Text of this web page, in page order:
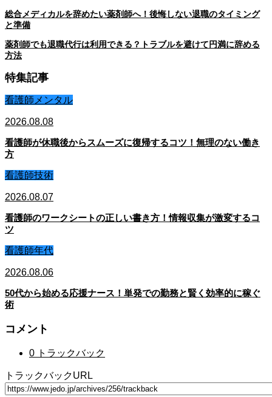
総合メディカルを辞めたい薬剤師へ！後悔しない退職のタイミング
と準備
薬剤師でも退職代行は利用できる？トラブルを避けて円満に辞める
方法
特集記事
看護師メンタル
2026.08.08
看護師が休職後からスムーズに復帰するコツ！無理のない働き
方
看護師技術
2026.08.07
看護師のワークシートの正しい書き方！情報収集が激変するコ
ツ
看護師年代
2026.08.06
50代から始める応援ナース！単発での勤務と賢く効率的に稼ぐ
術
コメント
0 トラックバック
トラックバックURL